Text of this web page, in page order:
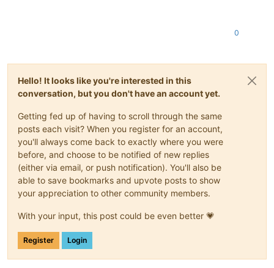
0
Hello! It looks like you're interested in this
conversation, but you don't have an account yet.
Getting fed up of having to scroll through the same
posts each visit? When you register for an account,
you'll always come back to exactly where you were
before, and choose to be notified of new replies
(either via email, or push notification). You'll also be
able to save bookmarks and upvote posts to show
your appreciation to other community members.
With your input, this post could be even better 💗
Register Login